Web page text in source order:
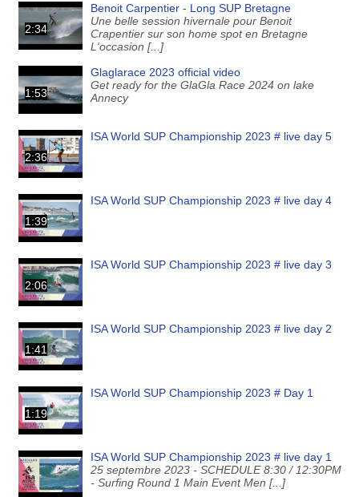
2:34
Benoit Carpentier - Long SUP Bretagne
Une belle session hivernale pour Benoit
Crapentier sur son home spot en Bretagne
L'occasion [...]
1:53
Glaglarace 2023 official video
Get ready for the GlaGla Race 2024 on lake
Annecy
2:36
ISA World SUP Championship 2023 # live day 5
1:39
ISA World SUP Championship 2023 # live day 4
2:06
ISA World SUP Championship 2023 # live day 3
1:41
ISA World SUP Championship 2023 # live day 2
1:19
ISA World SUP Championship 2023 # Day 1
ISA World SUP Championship 2023 # live day 1
25 septembre 2023 - SCHEDULE 8:30 / 12:30PM
- Surfing Round 1 Main Event Men [...]